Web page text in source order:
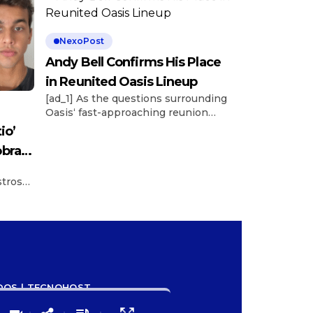
le
[…]
NexoPost
Andy Bell Confirms His Place
in Reunited Oasis Lineup
[ad_1] As the questions surrounding
Oasis‘ fast-approaching reunion
band Ride. “Yes, I’m in and I’m really
| TECNOHOST